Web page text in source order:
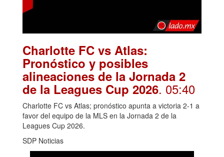
Charlotte FC vs Atlas:
Pronóstico y posibles
alineaciones de la Jornada 2
de la Leagues Cup 2026. 05:40
Charlotte FC vs Atlas; pronóstico apunta a victoria 2-1 a
favor del equipo de la MLS en la Jornada 2 de la
Leagues Cup 2026.
SDP Noticias